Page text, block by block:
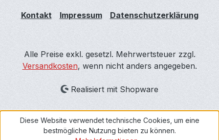
Kontakt Impressum Datenschutzerklärung
Alle Preise exkl. gesetzl. Mehrwertsteuer zzgl.
Versandkosten, wenn nicht anders angegeben.
Realisiert mit Shopware
Diese Website verwendet technische Cookies, um eine
bestmögliche Nutzung bieten zu können.